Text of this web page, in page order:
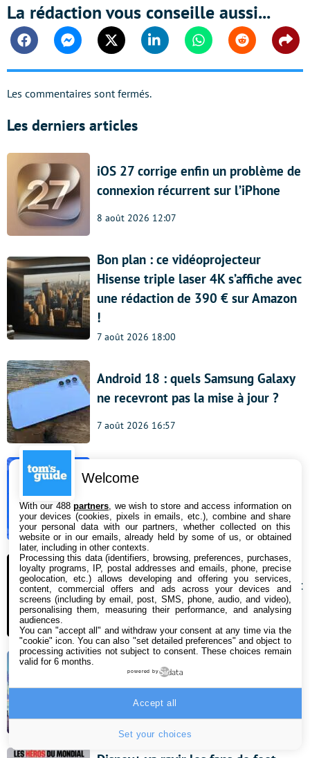
La rédaction vous conseille aussi...
FacebookMessengerTwitter Linkedin WhatsappReddit
Les commentaires sont fermés.
Les derniers articles
iOS 27 corrige enfin un problème de
connexion récurrent sur l’iPhone
8 août 2026 12:07
Bon plan : ce vidéoprojecteur
Hisense triple laser 4K s’affiche avec
une rédaction de 390 € sur Amazon
!
7 août 2026 18:00
Android 18 : quels Samsung Galaxy
ne recevront pas la mise à jour ?
7 août 2026 16:57
Google Messages s’attaque enfin à
7 août 2026 09:54
iPhone 18 Pro : pourquoi il sera
difficile de l’acheter à son lancement
en septembre
7 août 2026 09:36
GTA 6 : on sait enfin quand sera
diffusée la 3e bande-annonce
6 août 2026 15:16
Welcome
With our 488partners , we wish to store and access information on
your devices (cookies, pixels in emails, etc.), combine and share
your personal data with our partners, whether collected on this
website or in our emails, already held by some of us, or obtained
later, including in other contexts.
Processing this data (identifiers, browsing, preferences, purchases,
loyalty programs, IP, postal addresses and emails, phone, precise
geolocation, etc.) allows developing and offering you services,
content, commercial offers and ads across your devices and
screens (including by email, post, SMS, phone, audio, and video),
personalising them, measuring their performance, and analysing
audiences.
You can "accept all" and withdraw your consent at any time via the
"cookie" icon. You can also "set detailed preferences" and object to
processing activities not subject to consent. These choices remain
valid for 6 months.
powered by
Set your choices
Accept all